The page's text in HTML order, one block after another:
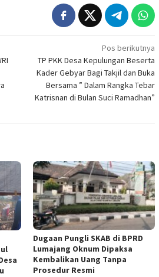
Pos berikutnya
TP PKK Desa Kepulungan Beserta
Kader Gebyar Bagi Takjil dan Buka
Bersama ” Dalam Rangka Tebar
Katrisnan di Bulan Suci Ramadhan”
Dugaan Pungli SKAB di BPRD
Lumajang Oknum Dipaksa
Kembalikan Uang Tanpa
Prosedur Resmi